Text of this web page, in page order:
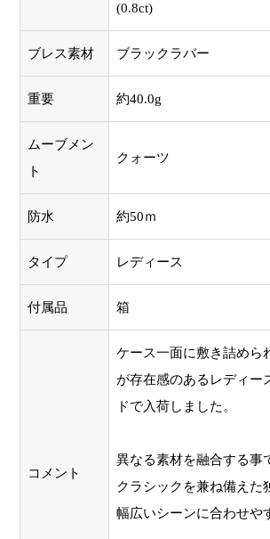
(0.8ct)
ブレス素材 ブラックラバー
重要 約40.0g
ムーブメン
ト
クォーツ
防水 約50ｍ
タイプ レディース
付属品 箱
コメント
ケース一面に敷き詰めら
が存在感のあるレディー
ドで入荷しました。
異なる素材を融合する事
クラシックを兼ね備えた
幅広いシーンに合わせや